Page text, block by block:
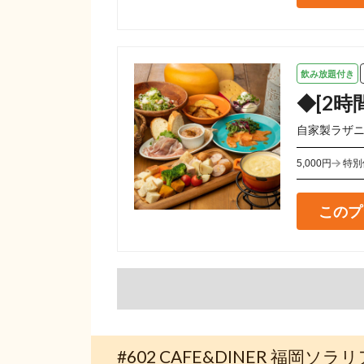
飲み放題付き
◆[2時
自家製ラザ
5,000円 特別
この
#602 CAFE&DINER 福岡ソラ